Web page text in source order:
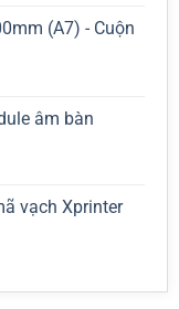
(A7) - Cuộn
âm bàn
vạch Xprinter